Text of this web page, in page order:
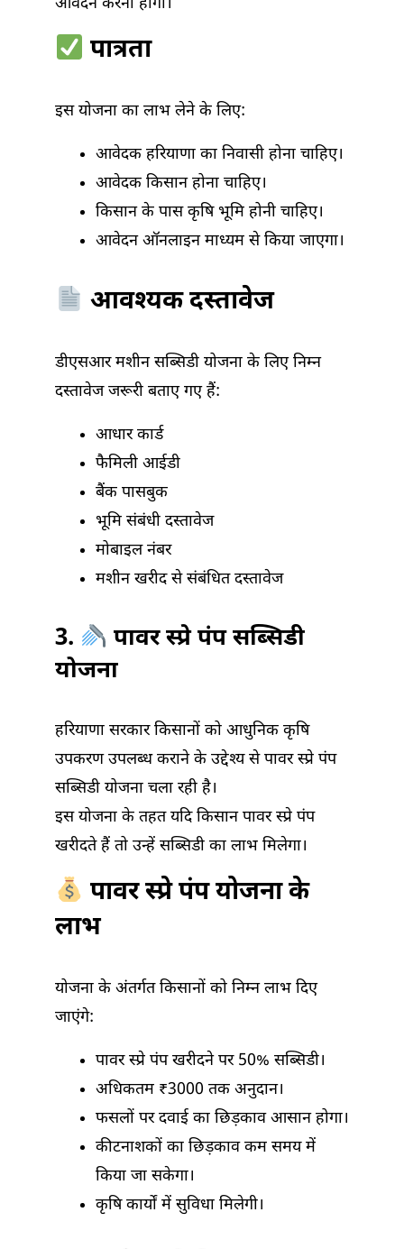
आवेदन करना होगा।
पात्रता
इस योजना का लाभ लेने के लिए:
आवेदक हरियाणा का निवासी होना चाहिए।
आवेदक किसान होना चाहिए।
किसान के पास कृषि भूमि होनी चाहिए।
आवेदन ऑनलाइन माध्यम से किया जाएगा।
आवश्यक दस्तावेज
डीएसआर मशीन सब्सिडी योजना के लिए निम्न
दस्तावेज जरूरी बताए गए हैं:
आधार कार्ड
फैमिली आईडी
बैंक पासबुक
भूमि संबंधी दस्तावेज
मोबाइल नंबर
मशीन खरीद से संबंधित दस्तावेज
3.
पावर स्प्रे पंप सब्सिडी
योजना
हरियाणा सरकार किसानों को आधुनिक कृषि
उपकरण उपलब्ध कराने के उद्देश्य से पावर स्प्रे पंप
सब्सिडी योजना चला रही है।
इस योजना के तहत यदि किसान पावर स्प्रे पंप
खरीदते हैं तो उन्हें सब्सिडी का लाभ मिलेगा।
पावर स्प्रे पंप योजना के
लाभ
योजना के अंतर्गत किसानों को निम्न लाभ दिए
जाएंगे:
पावर स्प्रे पंप खरीदने पर 50% सब्सिडी।
अधिकतम ₹3000 तक अनुदान।
फसलों पर दवाई का छिड़काव आसान होगा।
कीटनाशकों का छिड़काव कम समय में
किया जा सकेगा।
कृषि कार्यों में सुविधा मिलेगी।